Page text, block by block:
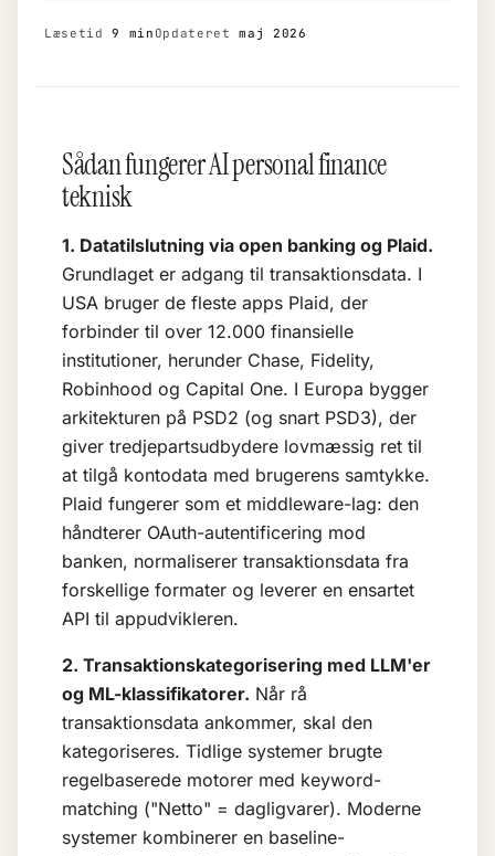
Læsetid9 min Opdateretmaj 2026
Sådan fungerer AI personal finance
teknisk
1. Datatilslutning via open banking og Plaid.
Grundlaget er adgang til transaktionsdata. I
USA bruger de fleste apps Plaid, der
forbinder til over 12.000 finansielle
institutioner, herunder Chase, Fidelity,
Robinhood og Capital One. I Europa bygger
arkitekturen på PSD2 (og snart PSD3), der
giver tredjepartsudbydere lovmæssig ret til
at tilgå kontodata med brugerens samtykke.
Plaid fungerer som et middleware-lag: den
håndterer OAuth-autentificering mod
banken, normaliserer transaktionsdata fra
forskellige formater og leverer en ensartet
API til appudvikleren.
2. Transaktionskategorisering med LLM'er
og ML-klassifikatorer. Når rå
transaktionsdata ankommer, skal den
kategoriseres. Tidlige systemer brugte
regelbaserede motorer med keyword-
matching ("Netto" = dagligvarer). Moderne
systemer kombinerer en baseline-